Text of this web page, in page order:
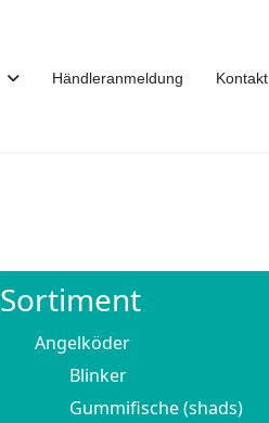
Händleranmeldung Kontakt
Sortiment
Angelköder
Blinker
Gummifische (shads)